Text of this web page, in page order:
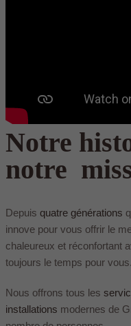
Notre
notre
Depuis quatre générations
innove pour vous offrir le
chaleureux et réconfortant
toujours le temps pour vous.
Nous offrons tous les
installations modernes de